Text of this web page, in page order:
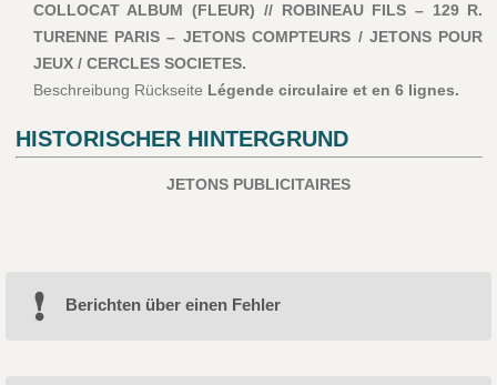
COLLOCAT ALBUM (FLEUR) // ROBINEAU FILS – 129 R.
TURENNE PARIS – JETONS COMPTEURS / JETONS POUR
JEUX / CERCLES SOCIETES.
Beschreibung Rückseite Légende circulaire et en 6 lignes.
HISTORISCHER HINTERGRUND
JETONS PUBLICITAIRES
Berichten über einen Fehler